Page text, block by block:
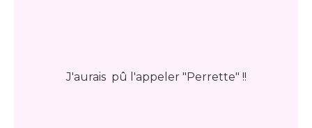
J'aurais pû l'appeler "Perrette" !!